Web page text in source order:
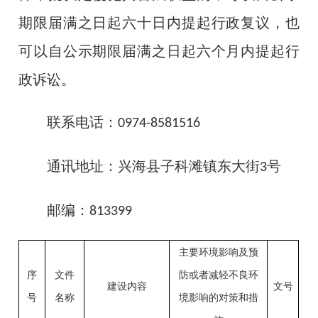
期限届满之日起六十日内提起行政复议，也
可以自公示期限届满之日起六个月内提起行
政诉讼。
联系电话：0974-8581516
通讯地址：兴海县子科滩镇东大街3号
邮编：813399
序
号
文件
名称
建设内容
主要环境影响及预
防或者减轻不良环
境影响的对策和措
文号